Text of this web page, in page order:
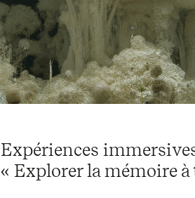
Expériences
« Explorer la mémoire